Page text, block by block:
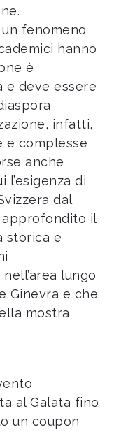
fenomeno
hanno
è
e deve essere
infatti,
e complesse
anche
l’esigenza di
dal
approfondito il
storica e
lungo
Ginevra e che
mostra
al Galata fino
un coupon